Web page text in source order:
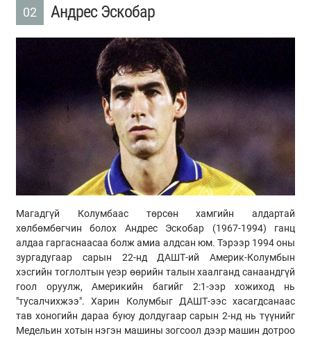
02 Андрес Эскобар
Магадгүй Колумбаас төрсөн хамгийн алдартай
хөлбөмбөгчин болох Андрес Эскобар (1967-1994) ганц
алдаа гаргаснаасаа болж амиа алдсан юм. Тэрээр 1994 оны
зургадугаар сарын 22-нд ДАШТ-ий Америк-Колумбын
хэсгийн тоглолтын үеэр өөрийн талын хаалганд санаандгүй
гоол оруулж, Америкийн багийг 2:1-ээр хожиход нь
"тусалчихжээ". Харин Колумбыг ДАШТ-ээс хасагдсанаас
тав хоногийн дараа буюу долдугаар сарын 2-нд нь түүнийг
Медельин хотын нэгэн машины зогсоол дээр машин дотроо